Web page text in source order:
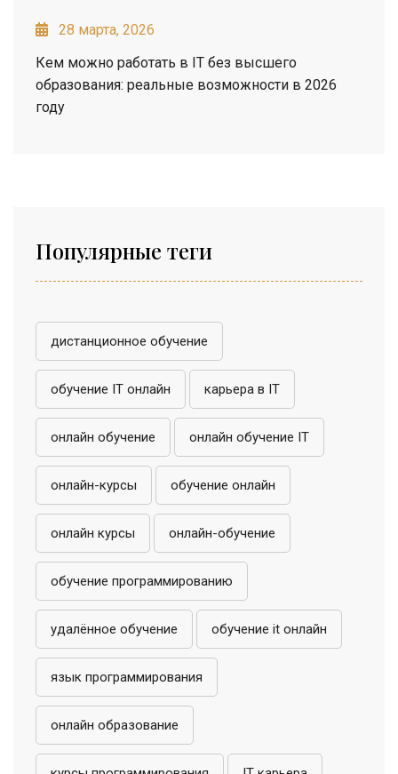
28 марта, 2026
Кем можно работать в IT без высшего
образования: реальные возможности в 2026
году
Популярные теги
дистанционное обучение
обучение IT онлайн карьера в IT
онлайн обучение онлайн обучение IT
онлайн-курсы обучение онлайн
онлайн курсы онлайн-обучение
обучение программированию
удалённое обучение обучение it онлайн
язык программирования
онлайн образование